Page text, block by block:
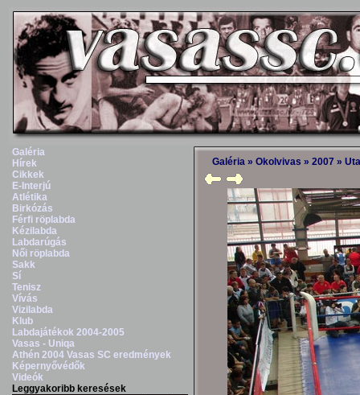
Galéria
Hírek
Cikkek
E-Interjú
Atlétika
Birkózás
Férfi röplabda
Kézilabda
Labdarúgás
Női röplabda
Sakk
Sí
Tenisz
Vívás
Vizilabda
Klub
Labdajátékok 2004-2005
Vasas - Uniqa
Athén 2004 Vasas SC eredmények
Képernyővédők
Videók
Leggyakoribb keresések
Galéria » Okolvivas » 2007 »